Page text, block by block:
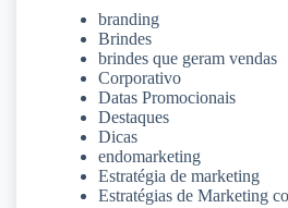
branding
Brindes
brindes que geram vendas
Corporativo
Datas Promocionais
Destaques
Dicas
endomarketing
Estratégia de marketing
Estratégias de Marketing